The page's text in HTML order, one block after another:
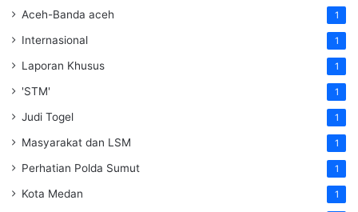
Aceh-Banda aceh 1
Internasional 1
Laporan Khusus 1
'STM' 1
Judi Togel 1
Masyarakat dan LSM 1
Perhatian Polda Sumut 1
Kota Medan 1